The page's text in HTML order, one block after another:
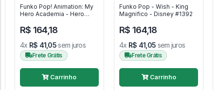
Funko Pop! Animation: My
Hero Academia - Hero
Kirishima - My Hero
R$ 164,18
4x R$ 41,05sem juros
Frete Grátis
Carrinho
Funko Pop - Wish - King
Magnifico - Disney #1392
R$ 164,18
4x R$ 41,05 sem juros
Frete Grátis
Carrinho